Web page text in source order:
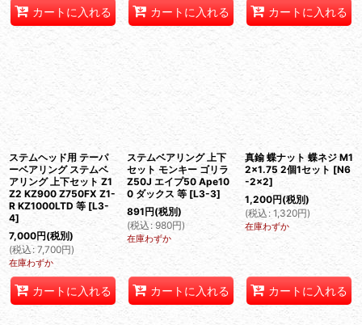
カートに入れる カートに入れる カートに入れる
ステムヘッド用 テーパ
ーベアリング ステムベ
アリング 上下セット Z1
Z2 KZ900 Z750FX Z1-
R KZ1000LTD 等 [L3-
4]
7,000円(税別)
(税込: 7,700円)
在庫わずか
カートに入れる
ステムベアリング 上下
セット モンキー ゴリラ
Z50J エイプ50 Ape10
0 ダックス 等 [L3-3]
891円(税別)
(税込 : 980円)
在庫わずか
カートに入れる
真鍮 蝶ナット 蝶ネジ M1
2×1.75 2個1セット [N6
-2×2]
1,200円(税別)
(税込 : 1,320円)
在庫わずか
カートに入れる